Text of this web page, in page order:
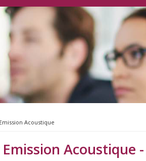
Acoustique
Acoustique -